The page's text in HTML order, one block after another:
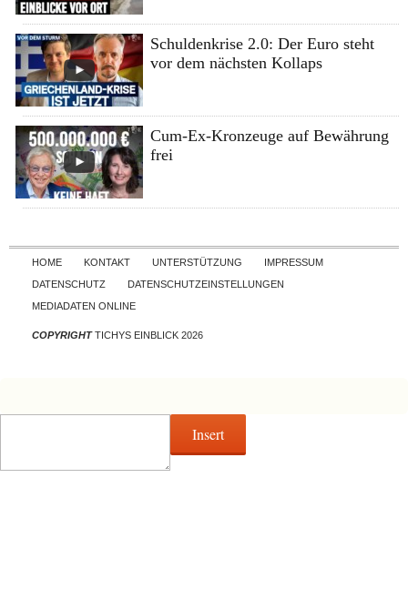
Schuldenkrise 2.0: Der Euro steht
vor dem nächsten Kollaps
Cum-Ex-Kronzeuge auf Bewährung
frei
Skip to content
HOME KONTAKT UNTERSTÜTZUNG
IMPRESSUM
DATENSCHUTZ
DATENSCHUTZEINSTELLUNGEN
MEDIADATEN ONLINE
COPYRIGHTTICHYS EINBLICK 2026
Insert